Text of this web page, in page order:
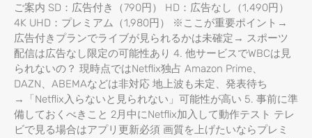
ご案内 SD：広告付き（790円） HD：広告なし（1,490円）
4K UHD：プレミアム（1,980円） ※ここが重要ポイント→
広告付きプランでライブが見られるかは未確定→ スポーツ
配信は広告なし限定の可能性あり 4. 他サービスでWBCは見
られないの？ 現時点ではNetflix独占 Amazon Prime、
DAZN、ABEMAなどは非対応 地上波も未定、発表待ち
→「Netflix入らないと見られない」可能性が高い 5. 事前に準
備しておくべきこと 2月中にNetflix加入して動作テスト テレ
ビで見る場合はアプリ更新必須 画質を上げたいならプレミ